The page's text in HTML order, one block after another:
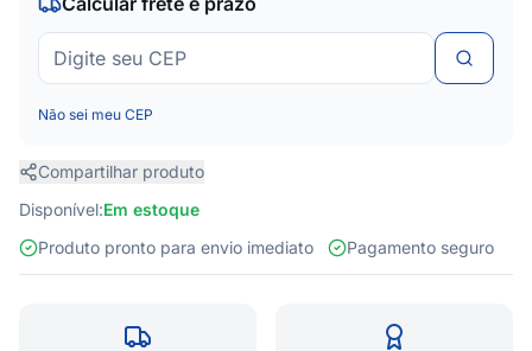
Não sei meu CEP
Compartilhar produto
Disponível:Em estoque
Produto pronto para envio imediato
Pagamento seguro